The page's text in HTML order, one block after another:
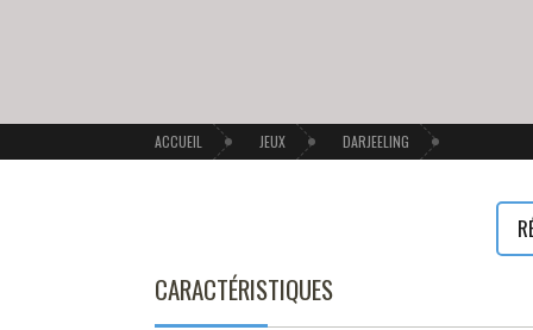
ACCUEIL JEUX DARJEELING
CARACTÉRISTIQUES